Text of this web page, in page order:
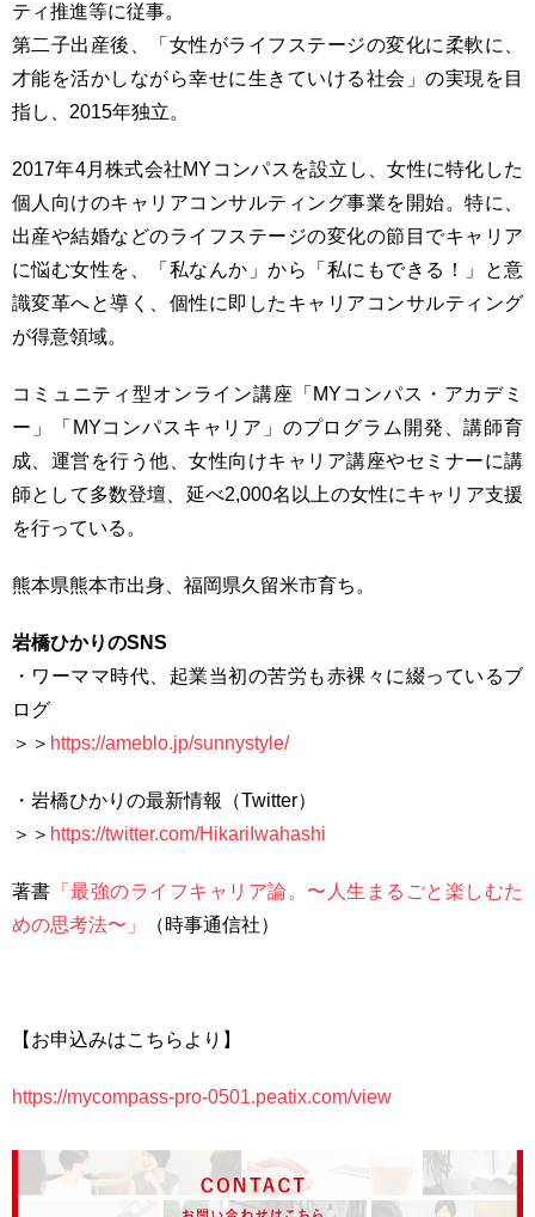
ティ推進等に従事。
第二子出産後、「女性がライフステージの変化に柔軟に、
才能を活かしながら幸せに生きていける社会」の実現を目
指し、2015年独立。
2017年4月株式会社MYコンパスを設立し、女性に特化した
個人向けのキャリアコンサルティング事業を開始。特に、
出産や結婚などのライフステージの変化の節目でキャリア
に悩む女性を、「私なんか」から「私にもできる！」と意
識変革へと導く、個性に即したキャリアコンサルティング
が得意領域。
コミュニティ型オンライン講座「MYコンパス・アカデミ
ー」「MYコンパスキャリア」のプログラム開発、講師育
成、運営を行う他、女性向けキャリア講座やセミナーに講
師として多数登壇、延べ2,000名以上の女性にキャリア支援
を行っている。
熊本県熊本市出身、福岡県久留米市育ち。
岩橋ひかりのSNS
・ワーママ時代、起業当初の苦労も赤裸々に綴っているブ
ログ
＞＞ https://ameblo.jp/sunnystyle/
・岩橋ひかりの最新情報（Twitter）
＞＞ https://twitter.com/HikariIwahashi
著書 「最強のライフキャリア論。〜人生まるごと楽しむた
めの思考法〜」
（時事通信社）
【お申込みはこちらより】
https://mycompass-pro-0501.peatix.com/view